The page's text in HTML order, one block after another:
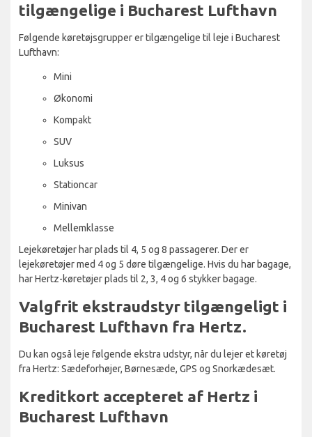
tilgængelige i Bucharest Lufthavn
Følgende køretøjsgrupper er tilgængelige til leje i Bucharest
Lufthavn:
Mini
Økonomi
Kompakt
SUV
Luksus
Stationcar
Minivan
Mellemklasse
Lejekøretøjer har plads til 4, 5 og 8 passagerer. Der er
lejekøretøjer med 4 og 5 døre tilgængelige. Hvis du har bagage,
har Hertz-køretøjer plads til 2, 3, 4 og 6 stykker bagage.
Valgfrit ekstraudstyr tilgængeligt i
Bucharest Lufthavn fra Hertz.
Du kan også leje følgende ekstra udstyr, når du lejer et køretøj
fra Hertz: Sædeforhøjer, Børnesæde, GPS og Snorkædesæt.
Kreditkort accepteret af Hertz i
Bucharest Lufthavn